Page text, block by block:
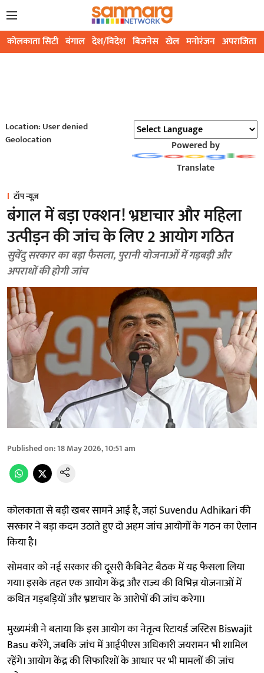
कोलकाता सिटी बंगाल देश/विदेश बिजनेस खेल मनोरंजन अपराजिता
Location: User denied
Geolocation
Powered by
Translate
टॉप न्यूज़
बंगाल में बड़ा एक्शन! भ्रष्टाचार और महिला
उत्पीड़न की जांच के लिए 2 आयोग गठित
सुवेंदु सरकार का बड़ा फैसला, पुरानी योजनाओं में गड़बड़ी और
अपराधों की होगी जांच
Published on:18 May 2026, 10:51 am
कोलकाता से बड़ी खबर सामने आई है, जहां Suvendu Adhikari की
सरकार ने बड़ा कदम उठाते हुए दो अहम जांच आयोगों के गठन का ऐलान
किया है।
सोमवार को नई सरकार की दूसरी कैबिनेट बैठक में यह फैसला लिया
गया। इसके तहत एक आयोग केंद्र और राज्य की विभिन्न योजनाओं में
कथित गड़बड़ियों और भ्रष्टाचार के आरोपों की जांच करेगा।
मुख्यमंत्री ने बताया कि इस आयोग का नेतृत्व रिटायर्ड जस्टिस Biswajit
Basu करेंगे, जबकि जांच में आईपीएस अधिकारी जयरामन भी शामिल
रहेंगे। आयोग केंद्र की सिफारिशों के आधार पर भी मामलों की जांच